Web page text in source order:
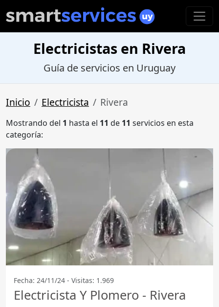
Electricistas en Rivera
Guía de servicios en Uruguay
Inicio Electricista Rivera
Mostrando del 1 hasta el 11 de 11 servicios en esta
categoría:
Fecha: 24/11/24 - Visitas: 1.969
Electricista Y Plomero - Rivera